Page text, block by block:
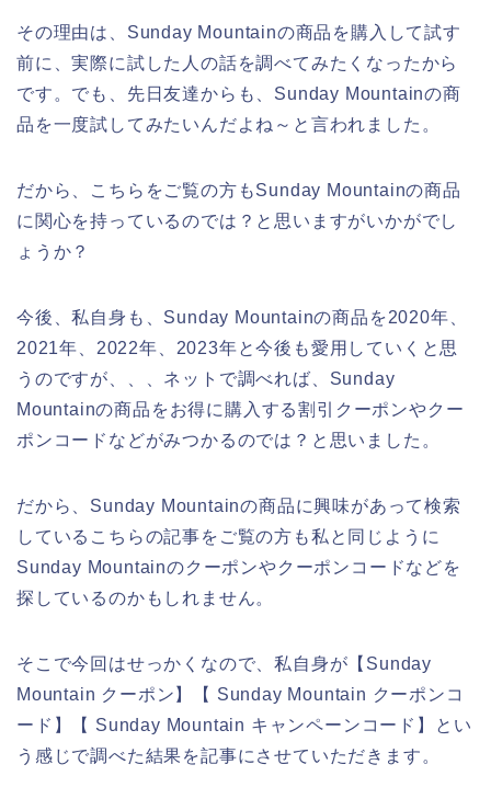
その理由は、Sunday Mountainの商品を購入して試す
前に、実際に試した人の話を調べてみたくなったから
です。でも、先日友達からも、Sunday Mountainの商
品を一度試してみたいんだよね～と言われました。
だから、こちらをご覧の方もSunday Mountainの商品
に関心を持っているのでは？と思いますがいかがでし
ょうか？
今後、私自身も、Sunday Mountainの商品を2020年、
2021年、2022年、2023年と今後も愛用していくと思
うのですが、、、ネットで調べれば、Sunday
Mountainの商品をお得に購入する割引クーポンやクー
ポンコードなどがみつかるのでは？と思いました。
だから、Sunday Mountainの商品に興味があって検索
しているこちらの記事をご覧の方も私と同じように
Sunday Mountainのクーポンやクーポンコードなどを
探しているのかもしれません。
そこで今回はせっかくなので、私自身が【Sunday
Mountain クーポン】【 Sunday Mountain クーポンコ
ード】【 Sunday Mountain キャンペーンコード】とい
う感じで調べた結果を記事にさせていただきます。